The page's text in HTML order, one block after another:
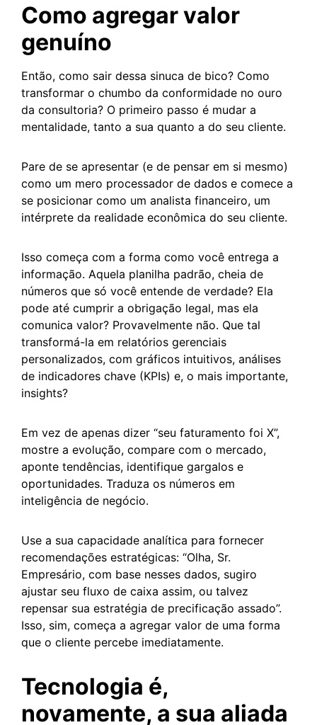
Como agregar valor
genuíno
Então, como sair dessa sinuca de bico? Como
transformar o chumbo da conformidade no ouro
da consultoria? O primeiro passo é mudar a
mentalidade, tanto a sua quanto a do seu cliente.
Pare de se apresentar (e de pensar em si mesmo)
como um mero processador de dados e comece a
se posicionar como um analista financeiro, um
intérprete da realidade econômica do seu cliente.
Isso começa com a forma como você entrega a
informação. Aquela planilha padrão, cheia de
números que só você entende de verdade? Ela
pode até cumprir a obrigação legal, mas ela
comunica valor? Provavelmente não. Que tal
transformá-la em relatórios gerenciais
personalizados, com gráficos intuitivos, análises
de indicadores chave (KPIs) e, o mais importante,
insights?
Em vez de apenas dizer “seu faturamento foi X”,
mostre a evolução, compare com o mercado,
aponte tendências, identifique gargalos e
oportunidades. Traduza os números em
inteligência de negócio.
Use a sua capacidade analítica para fornecer
recomendações estratégicas: “Olha, Sr.
Empresário, com base nesses dados, sugiro
ajustar seu fluxo de caixa assim, ou talvez
repensar sua estratégia de precificação assado”.
Isso, sim, começa a agregar valor de uma forma
que o cliente percebe imediatamente.
Tecnologia é,
novamente, a sua aliada